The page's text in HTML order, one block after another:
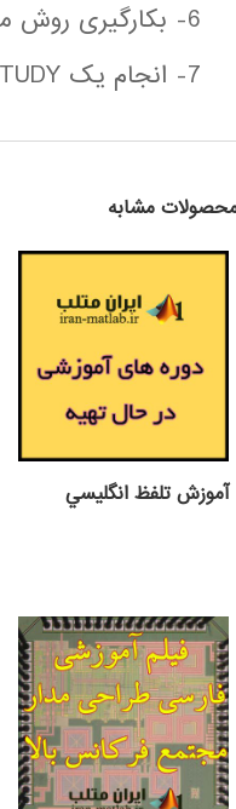
6- بکارگیری روش مونت کارلو
7- انجام یک CASE STUDY با استفاده از سه روش فوق به کمک نرم افزار MBAL
مشابه
آموزش تلفظ انگليسي